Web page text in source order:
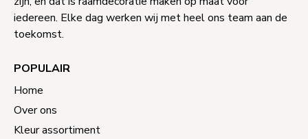
iedereen. Elke dag werken wij met heel ons team aan de
toekomst.
POPULAIR
Home
Over ons
Kleur assortiment